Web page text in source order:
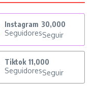
Instagram 30,000
SeguidoresSeguir
Tiktok 11,000
SeguidoresSeguir